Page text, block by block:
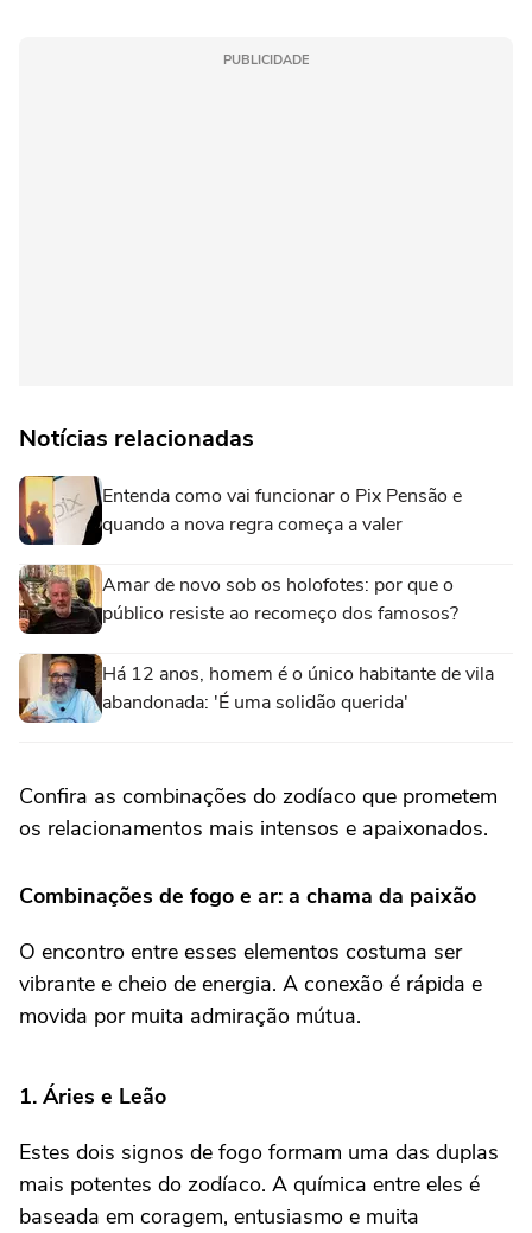
PUBLICIDADE
Notícias relacionadas
Entenda como vai funcionar o Pix Pensão e
quando a nova regra começa a valer
Amar de novo sob os holofotes: por que o
público resiste ao recomeço dos famosos?
Há 12 anos, homem é o único habitante de vila
abandonada: 'É uma solidão querida'
Confira as combinações do zodíaco que prometem
os relacionamentos mais intensos e apaixonados.
Combinações de fogo e ar: a chama da paixão
O encontro entre esses elementos costuma ser
vibrante e cheio de energia. A conexão é rápida e
movida por muita admiração mútua.
1. Áries e Leão
Estes dois signos de fogo formam uma das duplas
mais potentes do zodíaco. A química entre eles é
baseada em coragem, entusiasmo e muita